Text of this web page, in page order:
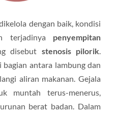
dengan baik, kondisi
terjadinya penyempitan
disebut stenosis pilorik
antara lambung dan
aliran makanan. Gejala
muntah terus-menerus,
berat badan. Dalam